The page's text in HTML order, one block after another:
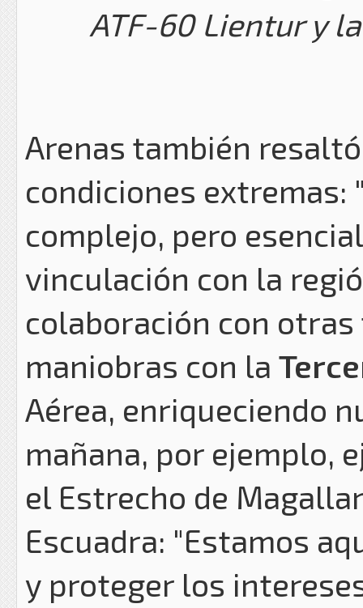
ATF-60 Lientur y
Arenas también
condiciones extremas:
complejo, pero
vinculación con la
colaboración con
maniobras con la
Aérea, enriqueciendo
mañana, por ejemplo,
el Estrecho de
Escuadra: "Estamos
y proteger los